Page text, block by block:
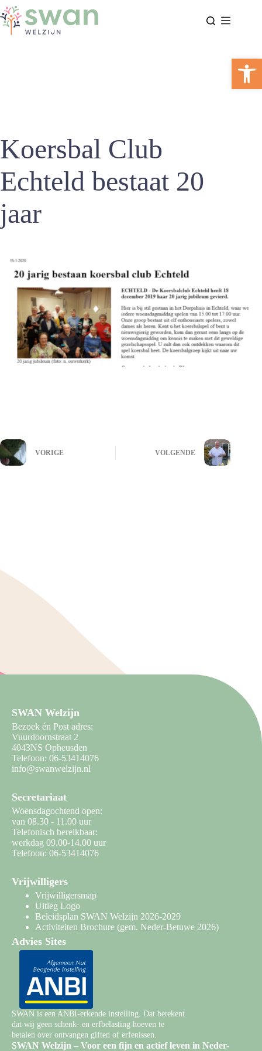
naar
de
inhoud
Koersbal Club
Echteld bestaat 20
jaar
VORIGE VOLGENDE
SWAN Welzijn
Bezoek én Post adres:
Vuurdoornstraat 2
4043NS Opheusden
Telefoon: 06-53414076
info@swanwelzijn.nl
Secretariaat
Woensdagochtend open:
van 08.30 - 11.00 uur
Telefonisch bereikbaar:
werkdag 09.00-14.00 uur
Telefoon: 06-53414076
Vrijwilligers
Vrijwilligersmap
Uitleg Logo
Beleidsplan SWAN Welzijn 2026-2029
Activiteiten Brochure (gem. Neder-Betuwe 2026)
Advies Sites
SWAN Welzijn – Voor een fijn en actief leven in Neder-
SWAN is een ANBI-erkende instelling. Dat betekent
dat wij geen schenk- en erfbelasting hoeven te
betalen over ontvangen giften of erfenissen.